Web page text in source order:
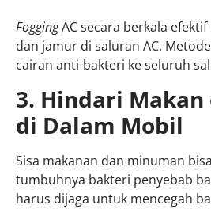
FoggingAC secara berkala
dan jamur di saluran AC.
cairan anti-bakteri ke seluruh
3. Hindari
di Dalam Mobil
Sisa makanan dan minuman
tumbuhnya bakteri penyebab
harus dijaga untuk mencegah